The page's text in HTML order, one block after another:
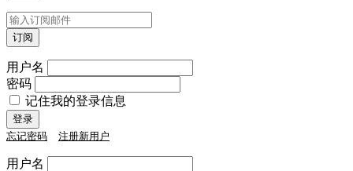
用户名
密码
记住我的登录信息
忘记密码 注册新用户
用户名